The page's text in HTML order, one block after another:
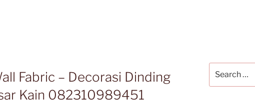
Fabric – Decorasi Dinding
Kain 082310989451
for: